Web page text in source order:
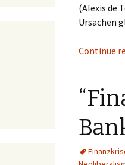
(Alexis de
Ursachen
Continue